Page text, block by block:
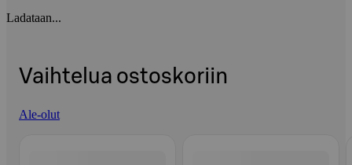
Ladataan...
Vaihtelua ostoskoriin
Ale-olut